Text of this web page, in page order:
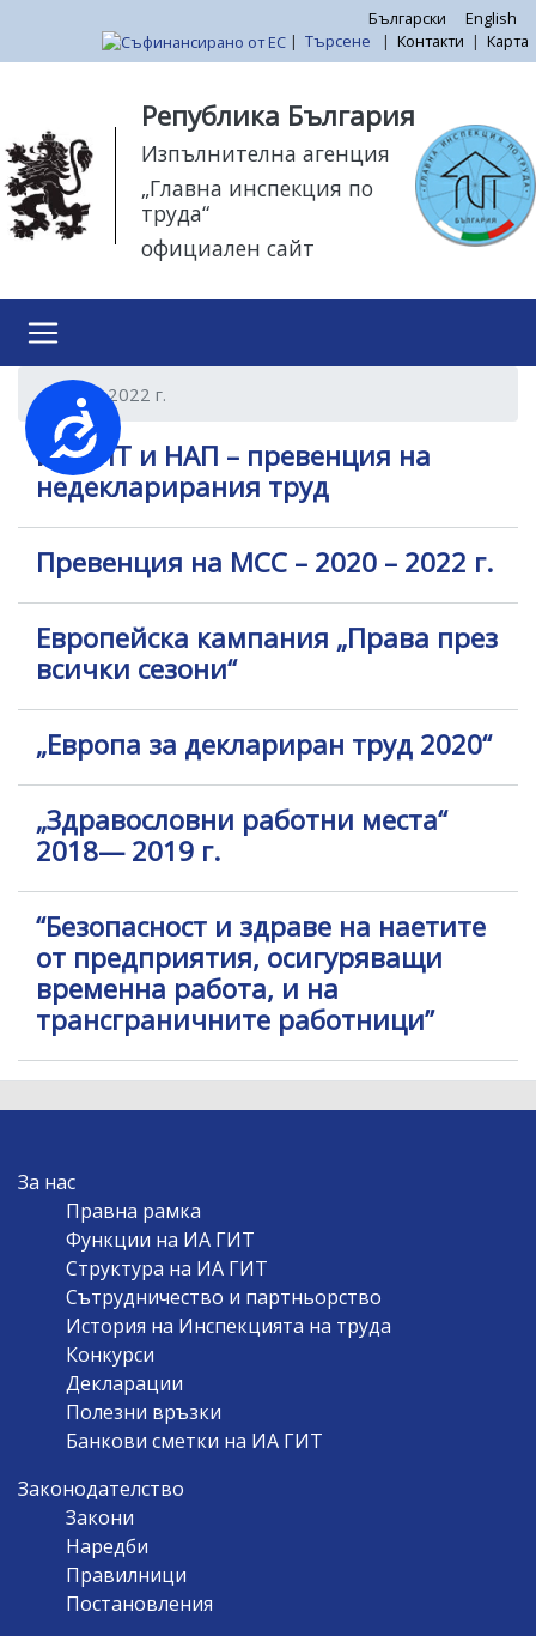
Достъпност
внимание:
Този
уебсайт
разполага
достъпност.
към
съдържание
Български
English
| Търсене | Контакти | Карта
Република България
Изпълнителна агенция
„Главна инспекция по
труда“
официален сайт
Май 2022 г.
ИА ГИТ и НАП – превенция на
недекларирания труд
Превенция на МСС – 2020 – 2022 г.
Европейска кампания „Права през
всички сезони“
„Европа за деклариран труд 2020“
„Здравословни работни места“
2018— 2019 г.
“Безопасност и здраве на наетите
от предприятия, осигуряващи
временна работа, и на
трансграничните работници”
NAVIGATION
За нас
Правна рамка
Функции на ИА ГИТ
Структура на ИА ГИТ
Сътрудничество и партньорство
История на Инспекцията на труда
Конкурси
Декларации
Полезни връзки
Банкови сметки на ИА ГИТ
Законодателство
Закони
Наредби
Правилници
Постановления